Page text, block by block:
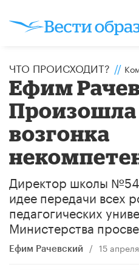
ЧТО ПРОИСХОДИТ? //
Ефим
Произошла
возгонка
Директор школы
идее передачи всех
педагогических
Министерства
Ефим Рачевский / 15